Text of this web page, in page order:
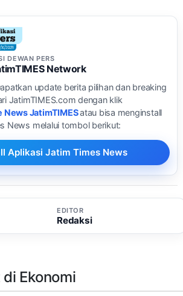
DEWAN PERS
Network
update berita pilihan dan breaking
JatimTIMES.com dengan klik
News JatimTIMESatau bisa menginstall
News melalui tombol berikut:
Aplikasi Jatim Times News
EDITOR
Redaksi
Ekonomi